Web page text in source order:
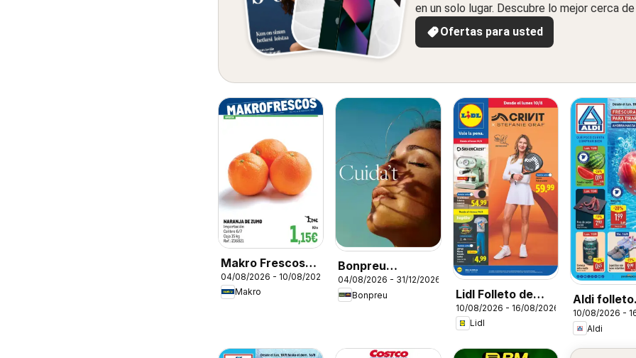
en un solo lugar. Descubre lo mejor cerca
Ofertas para usted
Makro Frescos
Barajas - Elche
04/08/2026 - 10/08/2026
Makro
Bonpreu
Perfumeria
04/08/2026 - 31/12/2026
Bonpreu
Lidl Folleto de
bazar
10/08/2026 - 16/08/2026
Lidl
Aldi folleto
Baleares
10/08/2026 -
Aldi